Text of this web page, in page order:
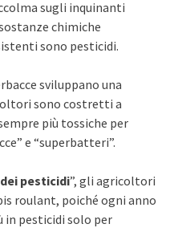
sugli inquinanti
chimiche
sono pesticidi.
sviluppano una
sono costretti a
più tossiche per
e “superbatteri”.
pesticidi”, gli agricoltori
roulant, poiché ogni anno
in pesticidi solo per